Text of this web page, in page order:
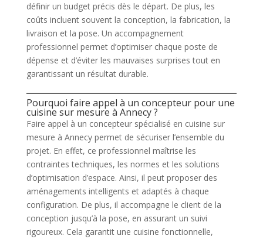
définir un budget précis dès le départ. De plus, les
coûts incluent souvent la conception, la fabrication, la
livraison et la pose. Un accompagnement
professionnel permet d’optimiser chaque poste de
dépense et d’éviter les mauvaises surprises tout en
garantissant un résultat durable.
Pourquoi faire appel à un concepteur pour une
cuisine sur mesure à Annecy ?
Faire appel à un concepteur spécialisé en cuisine sur
mesure à Annecy permet de sécuriser l’ensemble du
projet. En effet, ce professionnel maîtrise les
contraintes techniques, les normes et les solutions
d’optimisation d’espace. Ainsi, il peut proposer des
aménagements intelligents et adaptés à chaque
configuration. De plus, il accompagne le client de la
conception jusqu’à la pose, en assurant un suivi
rigoureux. Cela garantit une cuisine fonctionnelle,